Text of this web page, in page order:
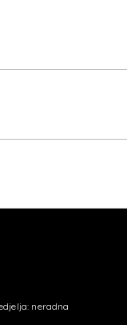
neradna